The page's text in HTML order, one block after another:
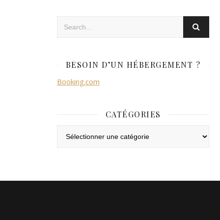
BESOIN D’UN HÉBERGEMENT ?
Booking.com
CATÉGORIES